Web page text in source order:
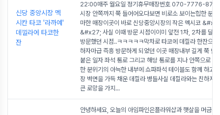
신당 중앙시장 멕
시칸 타코 '라까예'
데낄라에 타코한
잔
22:00매주 월요일 정기휴무매장번호 070-7776-
시장 안쪽까지 쭉 들어어오다보면 비로소 보이는힙한 분
마한 매장이곳이 바로 신당중앙시장의 작은 멕시코
&#x27; 사실 이때 방문 시점이이미 앞전 1차, 2차를 달
방문했던 시점..ㅋㅋㅋㅋㅋ막차로 타코에 데낄라 한잔으
하자마급 즉흥 방문하게 되었던 이곳 매장내부 길게 쭉 뻗
붙은 일자 좌석 통로 그리고 해당 통로를 지나 안쪽으로 오
한 분위기의 아늑한 내부에 쇼파좌석 테이블도 함께 하고
장 벽면을 가득 채운 데낄라 병들사실 데낄라와는 친하지
큰 로망을 가지 ...
안녕하세요, 오늘의 아임파인은플라워샵과 햇살을 머금은